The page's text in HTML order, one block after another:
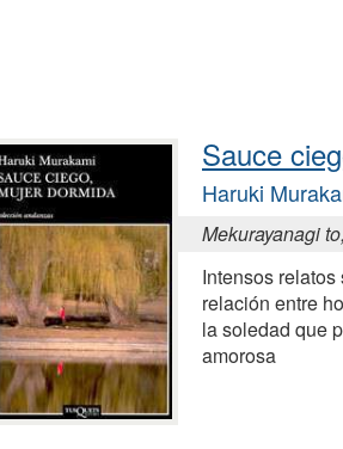
Sauce
Haruki
Mekurayanagi
Intensos
relación entre
la soledad que
amorosa